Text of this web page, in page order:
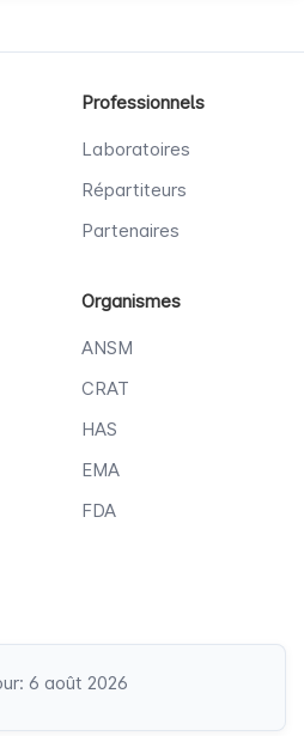
Professionnels
Laboratoires
Répartiteurs
Partenaires
Organismes
ANSM
CRAT
HAS
EMA
FDA
6 août 2026